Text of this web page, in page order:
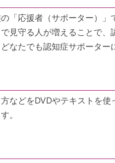
「応援者（サポーター）」
見守る人が増えることで
なたでも認知症サポーター
などをDVDやテキストを使
。